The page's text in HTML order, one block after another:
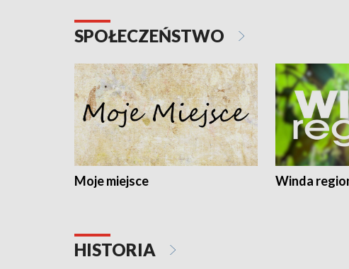
SPOŁECZEŃSTWO
Moje miejsce Winda
HISTORIA